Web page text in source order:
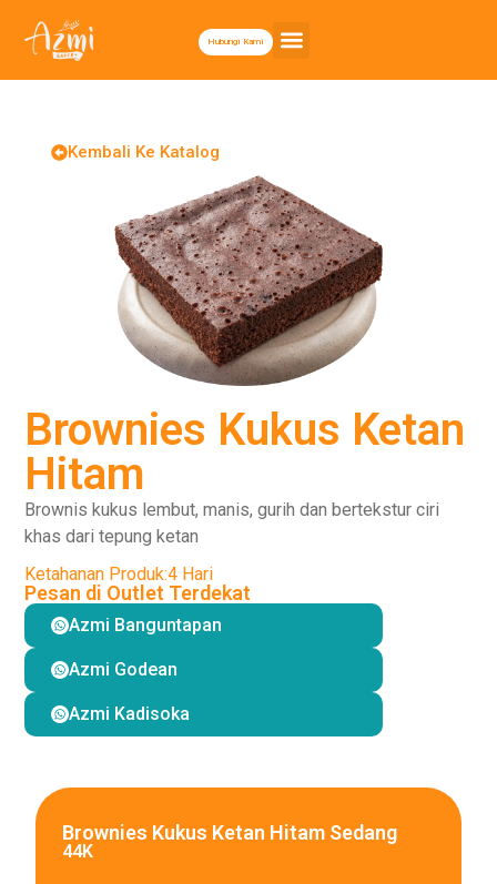
Hubungi Kami
Kembali Ke Katalog
Brownies Kukus Ketan
Hitam
Brownis kukus lembut, manis, gurih dan bertekstur ciri
khas dari tepung ketan
Ketahanan Produk:4 Hari
Pesan di Outlet Terdekat
Azmi Banguntapan
Azmi Godean
Azmi Kadisoka
Brownies Kukus Ketan Hitam Sedang
44K